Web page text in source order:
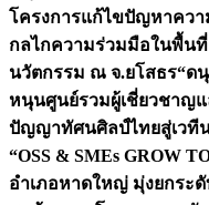
โครงการแก้ไขปัญหาควา
กลไกความร่วมมือในพื้น
นวัตกรรม ณ จ.ยโสธร“ด
หนุนศูนย์รวมผู้เชี่ยวชาญ
ปัญญาทัศนศิลป์ไทยสู่เวที
“OSS & SMEs GROW
อำเภอหาดใหญ่ มุ่งยกระดั